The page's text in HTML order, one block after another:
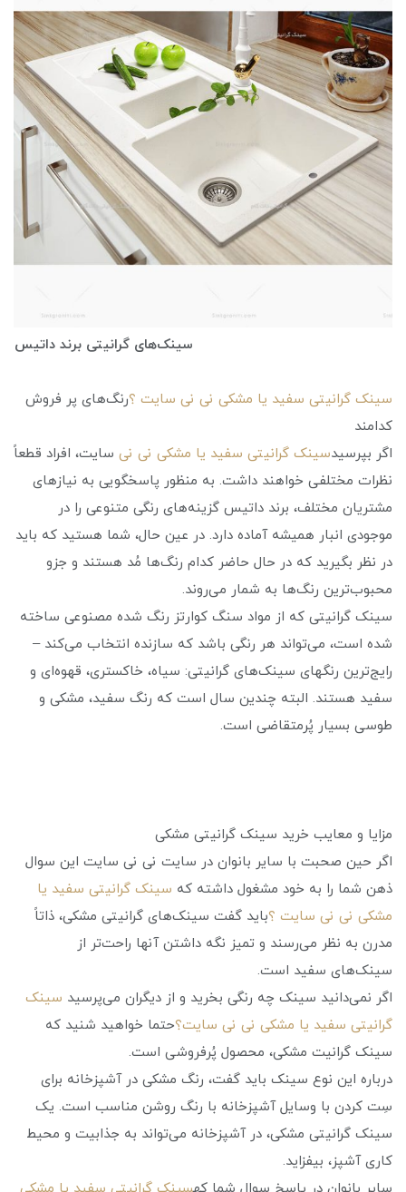
سینک‌های گرانیتی برند داتیس
سینک گرانیتی سفید یا مشکی نی نی سایت ؟رنگ‌های پر فروش
کدامند
اگر بپرسیدسینک گرانیتی سفید یا مشکی نی نی سایت، افراد قطعاً
نظرات مختلفی خواهند داشت. به منظور پاسخگویی به نیازهای
مشتریان مختلف، برند داتیس گزینه‌های رنگی متنوعی را در
موجودی انبار همیشه آماده دارد. در عین حال، شما هستید که باید
در نظر بگیرید که در حال حاضر کدام رنگ‌ها مُد هستند و جزو
محبوب‌ترین رنگ‌ها به شمار می‌روند.
سینک گرانیتی که از مواد سنگ کوارتز رنگ شده مصنوعی ساخته
شده است، می‌تواند هر رنگی باشد که سازنده انتخاب می‌کند –
رایج‌ترین رنگ‎های سینک‌های گرانیتی: سیاه، خاکستری، قهوه‌ای و
سفید هستند. البته چندین سال است که رنگ سفید، مشکی و
طوسی بسیار پُرمتقاضی است.
مزایا و معایب خرید سینک گرانیتی مشکی
اگر حین صحبت با سایر بانوان در سایت نی نی سایت این سوال
ذهن شما را به خود مشغول داشته که سینک گرانیتی سفید یا
مشکی نی نی سایت ؟باید گفت سینک‌های گرانیتی مشکی، ذاتاً
مدرن به نظر می‌رسند و تمیز نگه داشتن آنها راحت‌تر از
سینک‌های سفید است.
اگر نمی‌دانید سینک چه رنگی بخرید و از دیگران می‌پرسید سینک
گرانیتی سفید یا مشکی نی نی سایت؟حتما خواهید شنید که
سینک گرانیت مشکی، محصول پُرفروشی است.
درباره این نوع سینک باید گفت، رنگ مشکی در آشپزخانه برای
سِت کردن با وسایل آشپزخانه با رنگ روشن مناسب است. یک
سینک گرانیتی مشکی، در آشپزخانه می‌تواند به جذابیت و محیط
کاری آشپز، بیفزاید.